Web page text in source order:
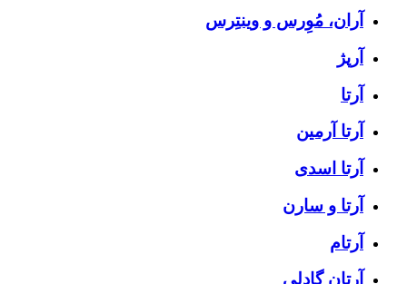
آران، مُوِرس و وینتِرس
آرپژ
آرتا
آرتا آرمین
آرتا اسدی
آرتا و سارن
آرتام
آرتان گادلی